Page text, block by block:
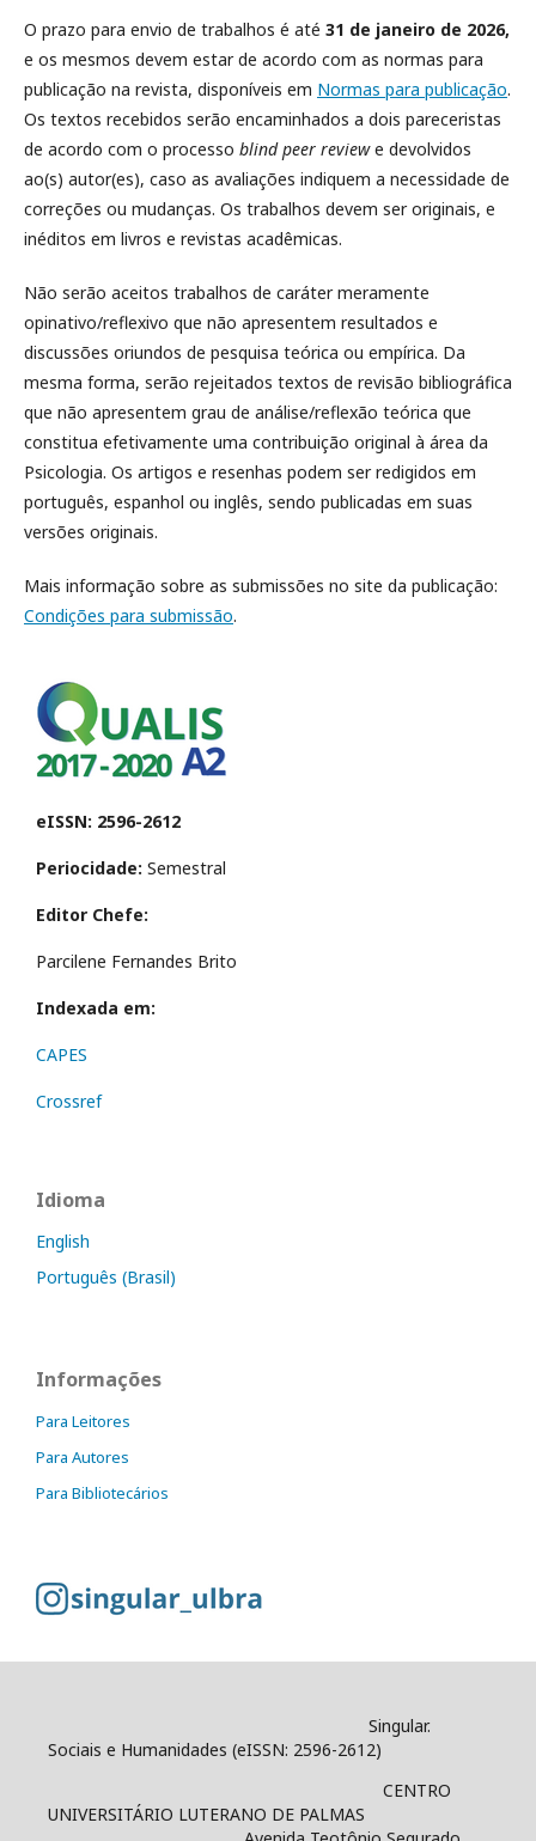
O prazo para envio de trabalhos é até 31 de janeiro de 2026,
e os mesmos devem estar de acordo com as normas para
publicação na revista, disponíveis em Normas para publicação.
Os textos recebidos serão encaminhados a dois pareceristas
de acordo com o processo blind peer reviewe devolvidos
ao(s) autor(es), caso as avaliações indiquem a necessidade de
correções ou mudanças. Os trabalhos devem ser originais, e
inéditos em livros e revistas acadêmicas.
Não serão aceitos trabalhos de caráter meramente
opinativo/reflexivo que não apresentem resultados e
discussões oriundos de pesquisa teórica ou empírica. Da
mesma forma, serão rejeitados textos de revisão bibliográfica
que não apresentem grau de análise/reflexão teórica que
constitua efetivamente uma contribuição original à área da
Psicologia. Os artigos e resenhas podem ser redigidos em
português, espanhol ou inglês, sendo publicadas em suas
versões originais.
Mais informação sobre as submissões no site da publicação:
Condições para submissão.
eISSN: 2596-2612
Periocidade: Semestral
Editor Chefe:
Parcilene Fernandes Brito
Indexada em:
CAPES
Crossref
Idioma
English
Português (Brasil)
Informações
Para Leitores
Para Autores
Para Bibliotecários
Singular.
Sociais e Humanidades (eISSN: 2596-2612)
CENTRO
UNIVERSITÁRIO LUTERANO DE PALMAS